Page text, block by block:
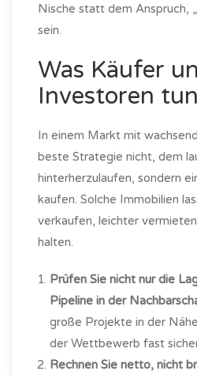
Nische statt dem Anspruch,
sein.
Was Käufer
Investoren
In einem Markt mit
beste Strategie nicht, dem
hinterherzulaufen, sondern
kaufen. Solche Immobilien
verkaufen, leichter
halten.
Prüfen Sie nicht nur die
Pipeline in der
große Projekte in der
der Wettbewerb fast
Rechnen Sie netto, nicht